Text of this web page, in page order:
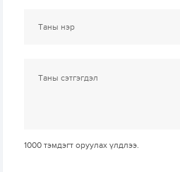
1000 тэмдэгт оруулах үлдлээ.